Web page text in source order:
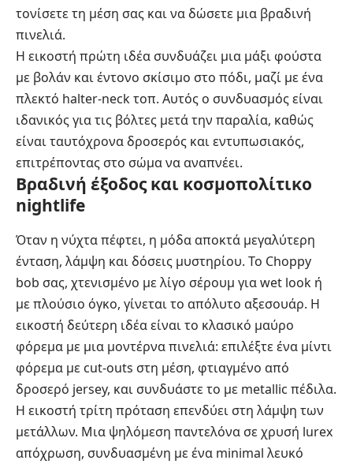
τονίσετε τη μέση σας και να δώσετε μια βραδινή
πινελιά.
Η εικοστή πρώτη ιδέα συνδυάζει μια μάξι φούστα
με βολάν και έντονο σκίσιμο στο πόδι, μαζί με ένα
πλεκτό halter-neck τοπ. Αυτός ο συνδυασμός είναι
ιδανικός για τις βόλτες μετά την παραλία, καθώς
είναι ταυτόχρονα δροσερός και εντυπωσιακός,
επιτρέποντας στο σώμα να αναπνέει.
Βραδινή έξοδος και κοσμοπολίτικο
nightlife
Όταν η νύχτα πέφτει, η μόδα αποκτά μεγαλύτερη
ένταση, λάμψη και δόσεις μυστηρίου. Το Choppy
bob σας, χτενισμένο με λίγο σέρουμ για wet look ή
με πλούσιο όγκο, γίνεται το απόλυτο αξεσουάρ. Η
εικοστή δεύτερη ιδέα είναι το κλασικό μαύρο
φόρεμα με μια μοντέρνα πινελιά: επιλέξτε ένα μίντι
φόρεμα με cut-outs στη μέση, φτιαγμένο από
δροσερό jersey, και συνδυάστε το με metallic πέδιλα.
Η εικοστή τρίτη πρόταση επενδύει στη λάμψη των
μετάλλων. Μια ψηλόμεση παντελόνα σε χρυσή lurex
απόχρωση, συνδυασμένη με ένα minimal λευκό